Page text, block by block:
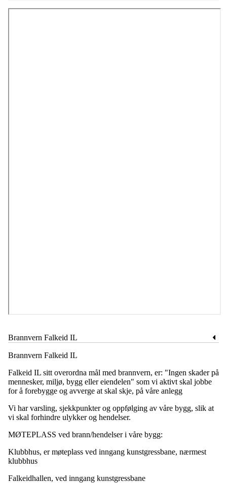
Brannvern Falkeid IL
Brannvern Falkeid IL
Falkeid IL sitt overordna mål med brannvern, er: "Ingen skader på
mennesker, miljø, bygg eller eiendelen" som vi aktivt skal jobbe
for å forebygge og avverge at skal skje, på våre anlegg
Vi har varsling, sjekkpunkter og oppfølging av våre bygg, slik at
vi skal forhindre ulykker og hendelser.
MØTEPLASS ved brann/hendelser i våre bygg:
Klubbhus, er møteplass ved inngang kunstgressbane, nærmest
klubbhus
Falkeidhallen, ved inngang kunstgressbane